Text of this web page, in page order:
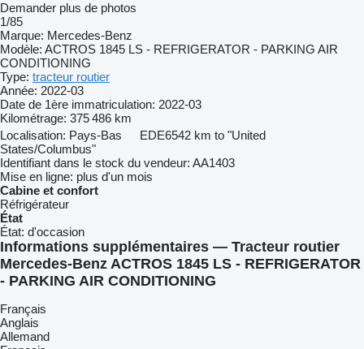
Demander plus de photos
1/85
Marque: Mercedes-Benz
Modèle: ACTROS 1845 LS - REFRIGERATOR - PARKING AIR
CONDITIONING
Type: tracteur routier
Année: 2022-03
Date de 1ère immatriculation: 2022-03
Kilométrage: 375 486 km
Localisation: Pays-Bas EDE6542 km to "United
States/Columbus"
Identifiant dans le stock du vendeur: AA1403
Mise en ligne: plus d'un mois
Cabine et confort
Réfrigérateur
État
État: d'occasion
Informations supplémentaires — Tracteur routier
Mercedes-Benz ACTROS 1845 LS - REFRIGERATOR
- PARKING AIR CONDITIONING
Français
Anglais
Allemand